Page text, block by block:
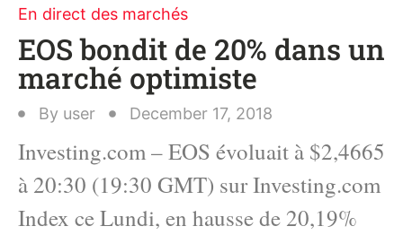
En direct des marchés
EOS bondit de 20% dans un
marché optimiste
By user December 17, 2018
Investing.com – EOS évoluait à $2,4665
à 20:30 (19:30 GMT) sur Investing.com
Index ce Lundi, en hausse de 20,19%